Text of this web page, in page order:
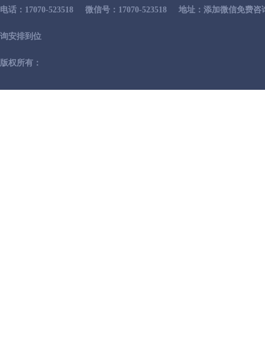
电话：17070-523518 微信号：17070-523518 地址：添加微信免费
询安排到位
版权所有：